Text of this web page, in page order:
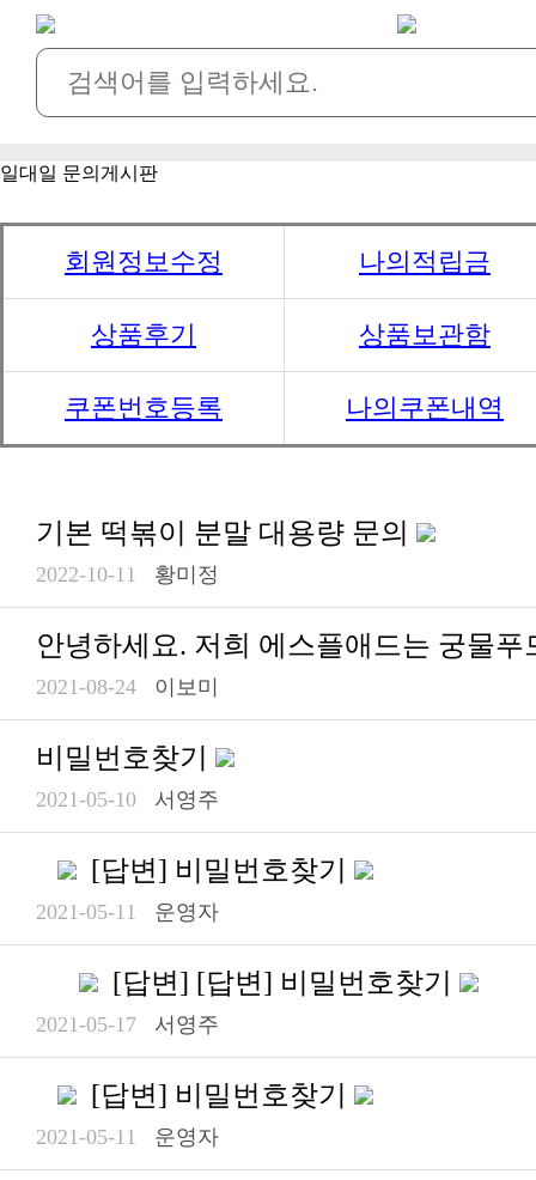
일대일 문의게시판
회원정보수정 나의적립금
상품후기 상품보관함
쿠폰번호등록 나의쿠폰내역
기본 떡볶이 분말 대용량 문의
2022-10-11 황미정
안녕하세요. 저희 에스플애드는 궁물
2021-08-24 이보미
비밀번호찾기
2021-05-10 서영주
[답변] 비밀번호찾기
2021-05-11 운영자
[답변] [답변] 비밀번호찾기
2021-05-17 서영주
[답변] 비밀번호찾기
2021-05-11 운영자